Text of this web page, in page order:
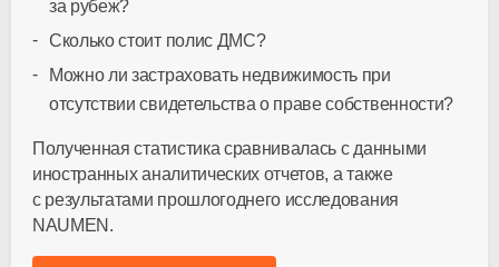
за рубеж?
Сколько стоит полис ДМС?
Можно ли застраховать недвижимость при
отсутствии свидетельства о праве собственности?
Полученная статистика сравнивалась с данными
иностранных аналитических отчетов, а также
с результатами прошлогоднего исследования
NAUMEN.